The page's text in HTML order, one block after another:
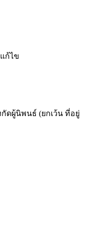
ก้ไข
ดผู้นิพนธ์ (ยกเว้น ที่อยู่